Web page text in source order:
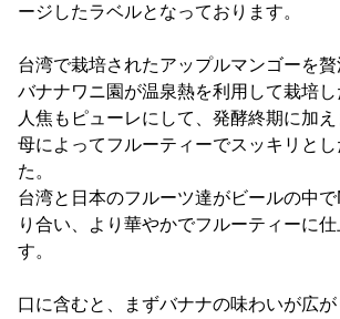
ージしたラベルとなっております。
台湾で栽培されたアップルマンゴーを贅
バナナワニ園が温泉熱を利用して栽培
人焦もピューレにして、発酵終期に加
母によってフルーティーでスッキリと
た。
台湾と日本のフルーツ達がビールの中
り合い、より華やかでフルーティーに
す。
口に含むと、まずバナナの味わいが広